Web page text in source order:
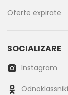
Oferte expirate
SOCIALIZARE
Instagram
Odnoklassniki